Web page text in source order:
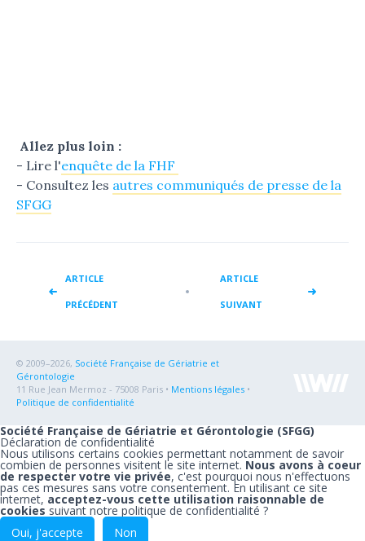
Allez plus loin :
- Lire l'enquête de la FHF
- Consultez les autres communiqués de presse de la
SFGG
ARTICLE
PRÉCÉDENT
ARTICLE
SUIVANT
© 2009–2026, Société Française de Gériatrie et
Gérontologie
11 Rue Jean Mermoz - 75008 Paris • Mentions légales •
Politique de confidentialité
Société Française de Gériatrie et Gérontologie (SFGG)
Déclaration de confidentialité
Nous utilisons certains cookies permettant notamment de savoir
combien de personnes visitent le site internet. Nous avons à coeur
de respecter votre vie privée, c'est pourquoi nous n'effectuons
pas ces mesures sans votre consentement. En utilisant ce site
internet, acceptez-vous cette utilisation raisonnable de
cookies suivant notre politique de confidentialité ?
Oui, j'accepte
Non